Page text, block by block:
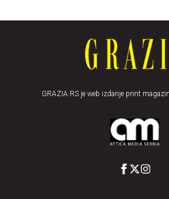
GRAZIA.RS je web izdanje print